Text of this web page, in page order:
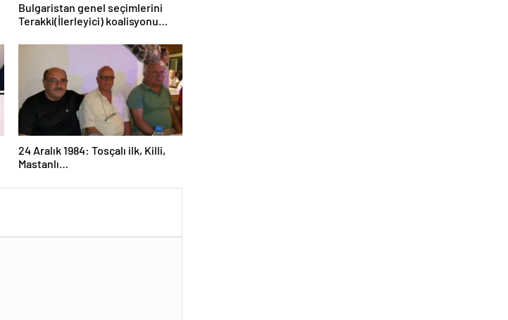
Bulgaristan genel seçimlerini
Terakki(İlerleyici) koalisyonu
24 Aralık 1984: Tosçalı ilk, Killi,
Mastanlı…